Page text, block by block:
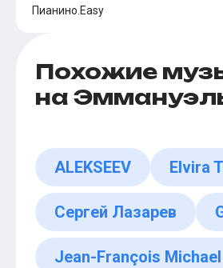
Пианино.Easy
Похожие
на
ALEKSEEV Elvira T
Сергей Лазарев
Jean-François Michael